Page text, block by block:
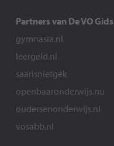
Partners van De VO Gids
gymnasia.nl
leergeld.nl
saarisnietgek
openbaaronderwijs.nu
oudersenonderwijs.nl
vosabb.nl